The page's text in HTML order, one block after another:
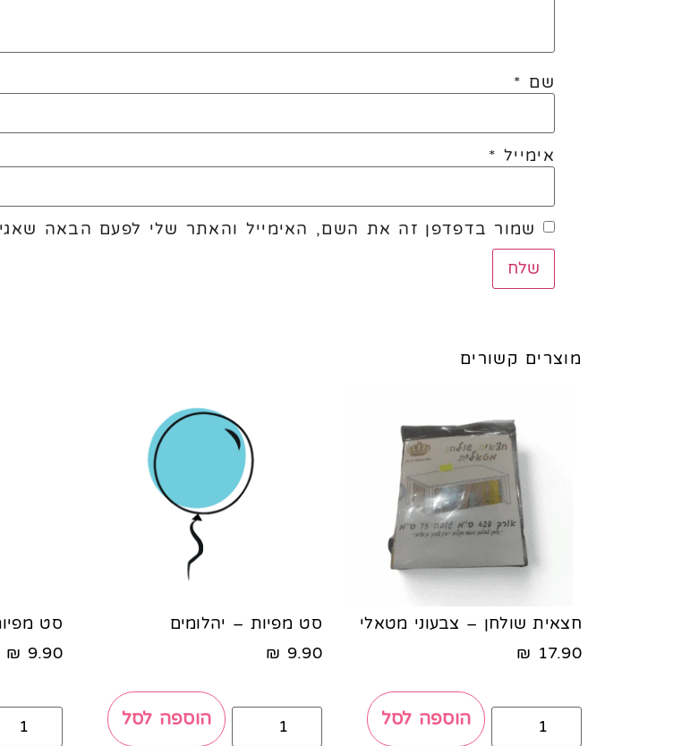
שם *
אימייל *
שמור בדפדפן זה את השם, האימייל והאתר שלי לפעם הבאה
מוצרים קשורים
חצאית שולחן – צבעוני מטאלי
17.90
₪
הוספה לסל
סט מפיות – יהלומים
9.90
₪
הוספה לסל
סט
9.90
₪